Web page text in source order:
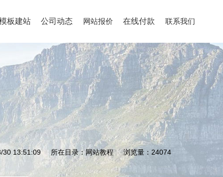
板建站 公司动态 网站报价 在线付款 联系我们
30 13:51:09 所在目录：网站教程 浏览量： 24074